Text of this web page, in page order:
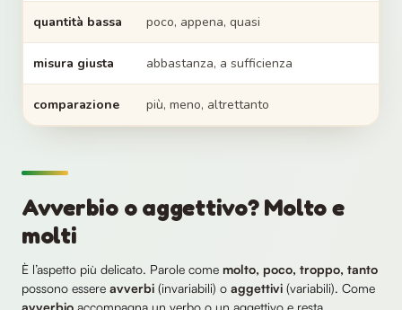
quantità bassa poco, appena, quasi
misura giusta abbastanza, a sufficienza
comparazione più, meno, altrettanto
Avverbio o aggettivo? Molto e
molti
È l’aspetto più delicato. Parole come molto, poco, troppo, tanto
possono essere avverbi (invariabili) o aggettivi (variabili). Come